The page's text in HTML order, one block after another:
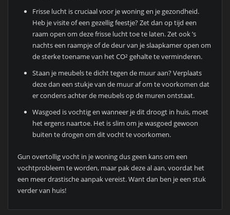
Frisse lucht is cruciaal voor je woning en je gezondheid.
Heb je visite of een gezellig feestje? Zet dan op tijd een
raam open om deze frisse lucht toe te laten. Zet ook ’s
nachts een raampje of de deur van je slaapkamer open om
de sterke toename van het CO² gehalte te verminderen.
Staan je meubels te dicht tegen de muur aan? Verplaats
deze dan een stukje van de muur af om te voorkomen dat
er condens achter de meubels op de muren ontstaat.
Wasgoed is vochtig en wanneer je dit droogt in huis, moet
het ergens naartoe. Het is slim om je wasgoed gewoon
buiten te drogen om dit vocht te voorkomen.
Gun overtollig vocht in je woning dus geen kans om een
vochtprobleem te worden, maar pak deze al aan, voordat het
een meer drastische aanpak vereist. Want dan ben je een stuk
verder van huis!